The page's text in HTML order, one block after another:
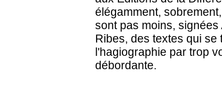
élégamment,
sont pas moins,
Ribes, des textes qui
l'hagiographie par trop
débordante.